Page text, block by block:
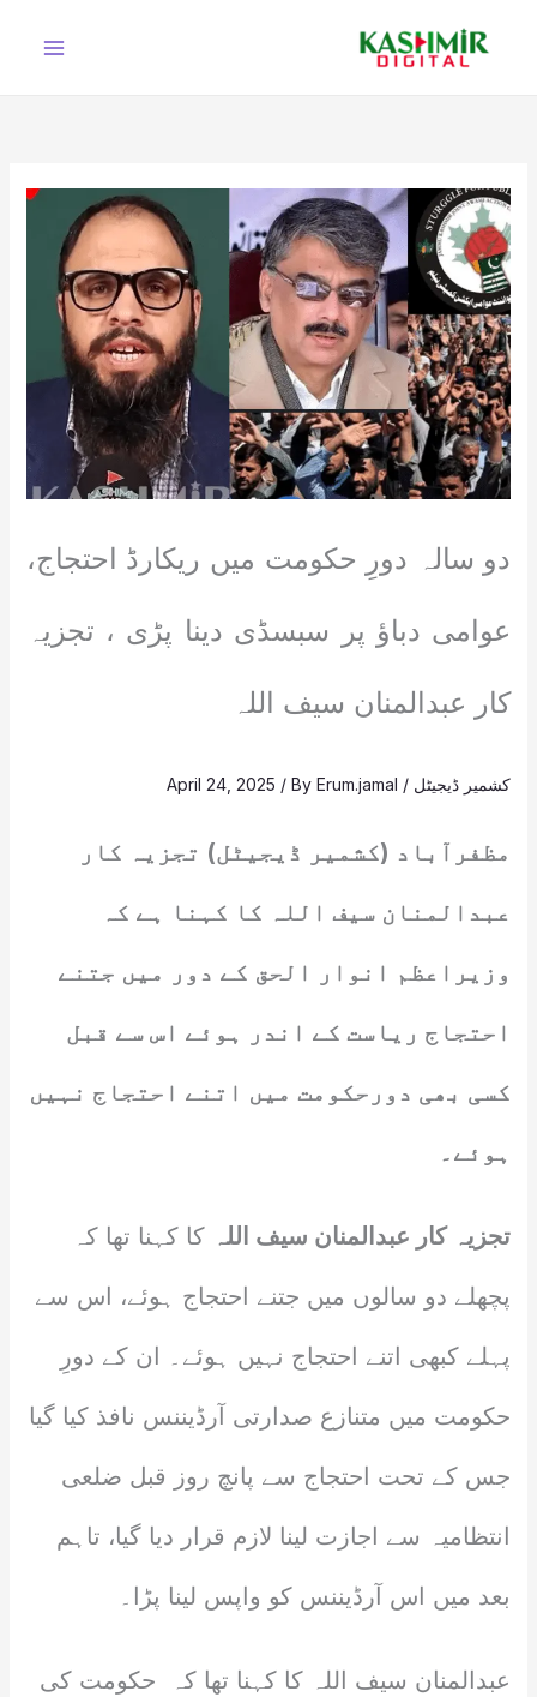
دو سالہ دورِ حکومت میں ریکارڈ احتجاج،
عوامی دباؤ پر سبسڈی دینا پڑی ، تجزیہ
کار عبدالمنان سیف اللہ
کشمیر ڈیجیٹل /
April 24, 2025 / ByErum.jamal
مظفرآباد (کشمیر ڈیجیٹل) تجزیہ کار
عبدالمنان سیف اللہ کا کہنا ہے کہ
وزیراعظم انوار الحق کے دور میں جتنے
احتجاج ریاست کے اندر ہوئے اس سے قبل
کسی بھی دورحکومت میں اتنے احتجاج نہیں
ہوئے۔
تجزیہ کار عبدالمنان سیف اللہ کا کہنا تھا کہ
پچھلے دو سالوں میں جتنے احتجاج ہوئے، اس سے
پہلے کبھی اتنے احتجاج نہیں ہوئے۔ ان کے دورِ
حکومت میں متنازع صدارتی آرڈیننس نافذ کیا گیا
جس کے تحت احتجاج سے پانچ روز قبل ضلعی
انتظامیہ سے اجازت لینا لازم قرار دیا گیا، تاہم
بعد میں اس آرڈیننس کو واپس لینا پڑا۔
عبدالمنان سیف اللہ کا کہنا تھا کہ حکومت کی